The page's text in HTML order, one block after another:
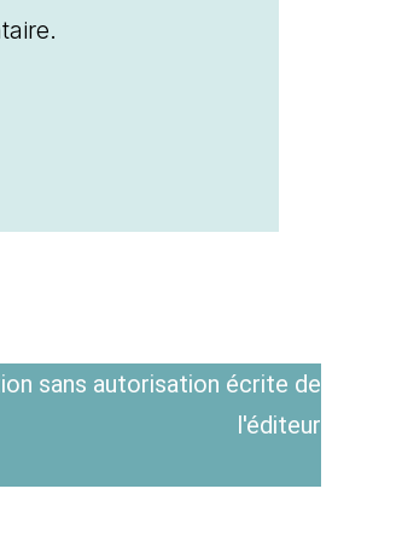
sans autorisation écrite de
l'éditeur